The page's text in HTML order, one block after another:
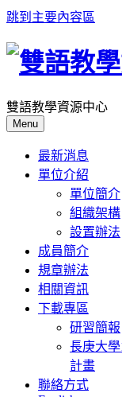
跳到主要內容區
雙語教學資源中心
Menu
最新消息
單位介紹
單位簡介
組織架構
設置辦法
成員簡介
規章辦法
相關資訊
下載專區
研習簡報
長庚大
計畫
聯絡方式